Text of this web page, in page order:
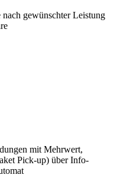
gewünschter Leistung
mit Mehrwert,
Pick-up) über Info-